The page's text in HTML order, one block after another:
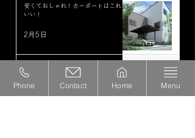
安くておしゃれ！カーポートはこれが
いい！
2月5日
年末年始休業のお知らせ
2025年12月23日
Phone Contact Home Menu